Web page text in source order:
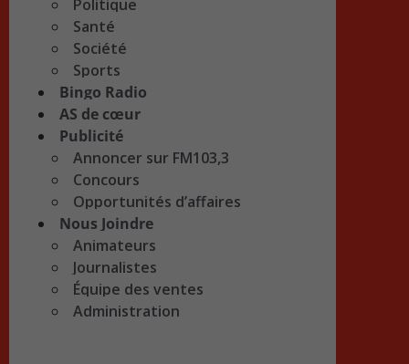
Politique
Santé
Société
Sports
Bingo Radio
AS de cœur
Publicité
Annoncer sur FM103,3
Concours
Opportunités d’affaires
Nous Joindre
Animateurs
Journalistes
Équipe des ventes
Administration